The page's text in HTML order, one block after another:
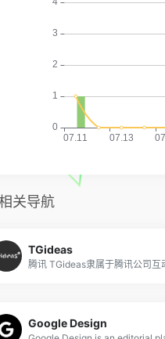
关导航
TGideas
Google Design